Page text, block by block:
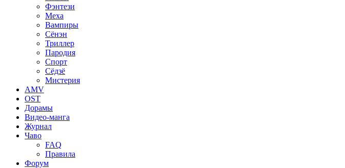
Фэнтези
Меха
Вампиры
Сёнэн
Триллер
Пародия
Спорт
Сёдзё
Мистерия
AMV
OST
Дорамы
Видео-манга
Журнал
Чаво
FAQ
Правила
Форум